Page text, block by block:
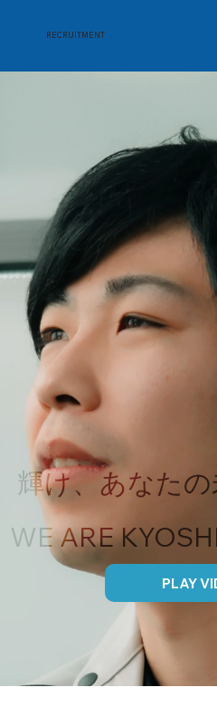
RECRUITMENT
WE ARE
PLAY
輝け、あなたの